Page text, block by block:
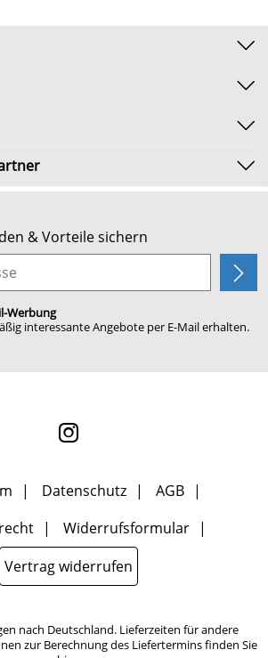
(2.654)
& Vorteile sichern
Werbung
interessante Angebote per E-Mail erhalten.
wird nicht an andere Unternehmen
Zwecken wird in anonymer Form
am Ende des Newsletters anklicke oder die
Mitgliederbereich deaktiviere. Die
habe ich zur Kenntnis genommen.
Datenschutz
AGB
Widerrufsformular
Vertrag widerrufen
nach Deutschland. Lieferzeiten für andere
zur Berechnung des Liefertermins finden Sie